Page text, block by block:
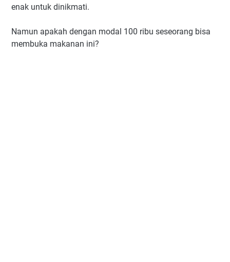
enak untuk dinikmati.
Namun apakah dengan modal 100 ribu seseorang bisa
membuka makanan ini?